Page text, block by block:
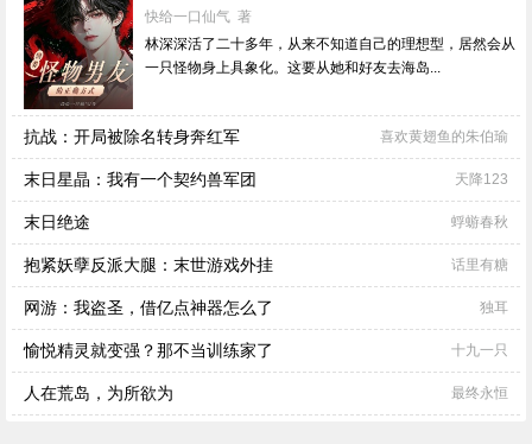
快给一口仙气 著
林深深活了二十多年，从来不知道自己的理想型，居然会从
一只怪物身上具象化。这要从她和好友去海岛...
抗战：开局被除名转身奔红军 喜欢黄翅鱼的朱伯瑜
末日星晶：我有一个契约兽军团 天降123
末日绝途 蜉蝣春秋
抱紧妖孽反派大腿：末世游戏外挂 话里有糖
网游：我盗圣，借亿点神器怎么了 独耳
愉悦精灵就变强？那不当训练家了 十九一只
人在荒岛，为所欲为 最终永恒